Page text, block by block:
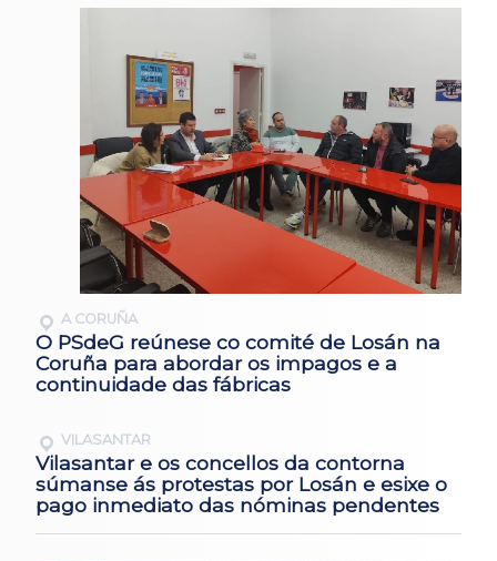
A CORUÑA
O PSdeG reúnese co comité de Losán na
Coruña para abordar os impagos e a
continuidade das fábricas
VILASANTAR
Vilasantar e os concellos da contorna
súmanse ás protestas por Losán e esixe o
pago inmediato das nóminas pendentes